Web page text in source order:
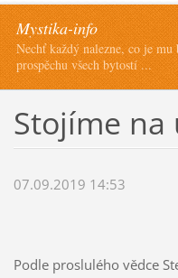
Mystika-info
Nechť každý nalezne, co je
prospěchu všech bytostí ...
Stojíme na
07.09.2019 14:53
Podle proslulého vědce